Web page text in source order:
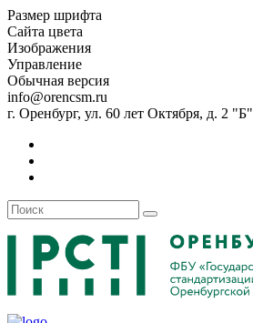
Размер шрифта
Сайта цвета
Изображения
Управление
Обычная версия
info@orencsm.ru
г. Оренбург, ул. 60 лет Октября, д. 2 "Б"